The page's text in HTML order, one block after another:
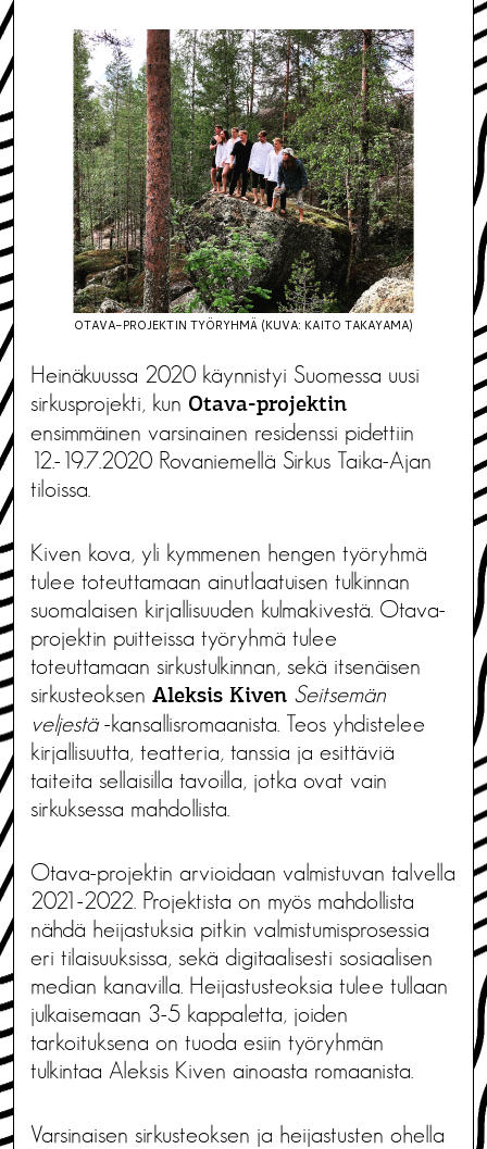
OTAVA-PROJEKTIN TYÖRYHMÄ (KUVA: KAITO TAKAYAMA)
Heinäkuussa 2020 käynnistyi Suomessa uusi
sirkusprojekti, kun Otava-projektin
ensimmäinen varsinainen residenssi pidettiin
12.-19.7.2020 Rovaniemellä Sirkus Taika-Ajan
tiloissa.
Kiven kova, yli kymmenen hengen työryhmä
tulee toteuttamaan ainutlaatuisen tulkinnan
suomalaisen kirjallisuuden kulmakivestä. Otava-
projektin puitteissa työryhmä tulee
toteuttamaan sirkustulkinnan, sekä itsenäisen
sirkusteoksen Aleksis Kiven Seitsemän
veljestä-kansallisromaanista. Teos yhdistelee
kirjallisuutta, teatteria, tanssia ja esittäviä
taiteita sellaisilla tavoilla, jotka ovat vain
sirkuksessa mahdollista.
Otava-projektin arvioidaan valmistuvan talvella
2021-2022. Projektista on myös mahdollista
nähdä heijastuksia pitkin valmistumisprosessia
eri tilaisuuksissa, sekä digitaalisesti sosiaalisen
median kanavilla. Heijastusteoksia tulee tullaan
julkaisemaan 3-5 kappaletta, joiden
tarkoituksena on tuoda esiin työryhmän
tulkintaa Aleksis Kiven ainoasta romaanista.
Varsinaisen sirkusteoksen ja heijastusten ohella